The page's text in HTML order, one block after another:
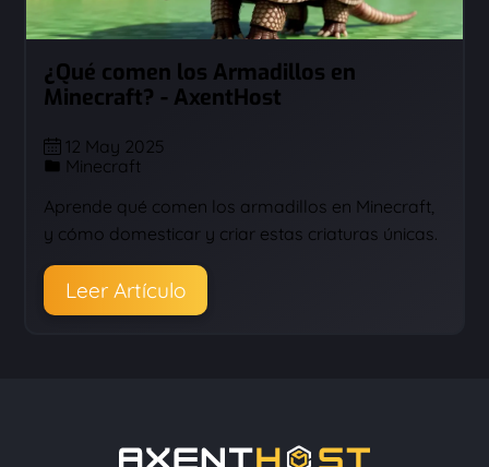
¿Qué comen los Armadillos en
Minecraft? - AxentHost
12 May 2025
Minecraft
Aprende qué comen los armadillos en Minecraft,
y cómo domesticar y criar estas criaturas únicas.
Leer Artículo